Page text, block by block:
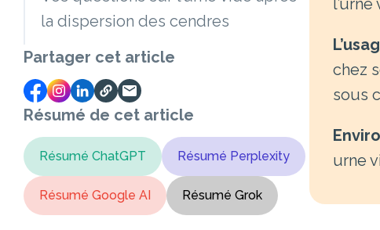
la dispersion des cendres
Partager cet article
Résumé de cet article
Résumé ChatGPT Résumé Perplexity
Résumé Google AI Résumé Grok
chez
sous
urne